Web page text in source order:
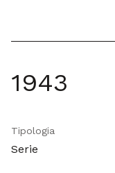
1943
Tipologia
Serie